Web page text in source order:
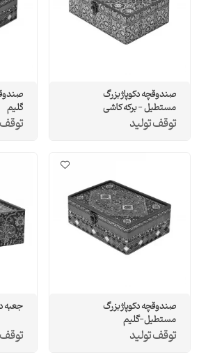
صندوقچه دکوپاژ بزرگ
مستطيل - برکه کاشی
توقف تولید
گلیم
توقف
صندوقچه دکوپاژ بزرگ
مستطيل-گلیم
توقف تولید
جعبه
توقف